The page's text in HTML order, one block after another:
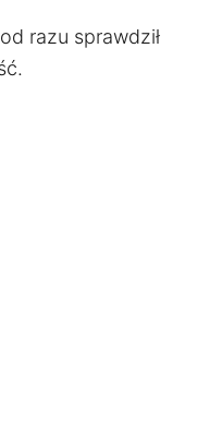
razu sprawdził